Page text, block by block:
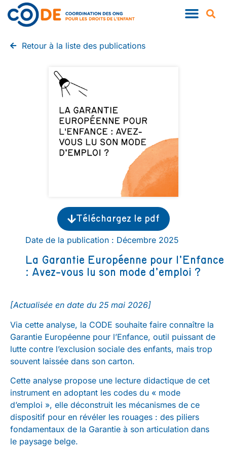
Retour à la liste des publications
Téléchargez le pdf
Date de la publication : Décembre 2025
La Garantie Européenne pour l’Enfance
: Avez-vous lu son mode d’emploi ?
[Actualisée en date du 25 mai 2026]
Via cette analyse, la CODE souhaite faire connaître la
Garantie Européenne pour l’Enfance, outil puissant de
lutte contre l’exclusion sociale des enfants, mais trop
souvent laissée dans son carton.
Cette analyse propose une lecture didactique de cet
instrument en adoptant les codes du « mode
d’emploi », elle déconstruit les mécanismes de ce
dispositif pour en révéler les rouages : des piliers
fondamentaux de la Garantie à son articulation dans
le paysage belge.